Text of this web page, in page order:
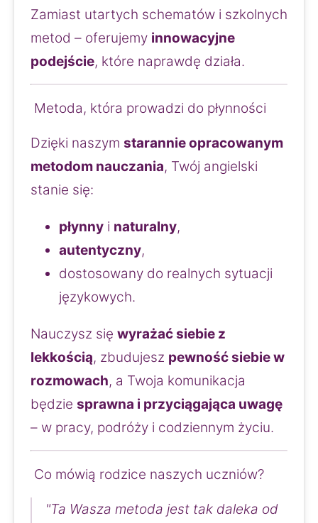
Zamiast utartych schematów i szkolnych
metod – oferujemy innowacyjne
podejście, które naprawdę działa.
Metoda, która prowadzi do płynności
Dzięki naszym starannie opracowanym
metodom nauczania, Twój angielski
stanie się:
płynny i naturalny,
autentyczny,
dostosowany do realnych sytuacji
językowych.
Nauczysz się wyrażać siebie z
lekkością, zbudujesz pewność siebie w
rozmowach, a Twoja komunikacja
będzie sprawna i przyciągająca uwagę
– w pracy, podróży i codziennym życiu.
Co mówią rodzice naszych uczniów?
"Ta Wasza metoda jest tak daleka od